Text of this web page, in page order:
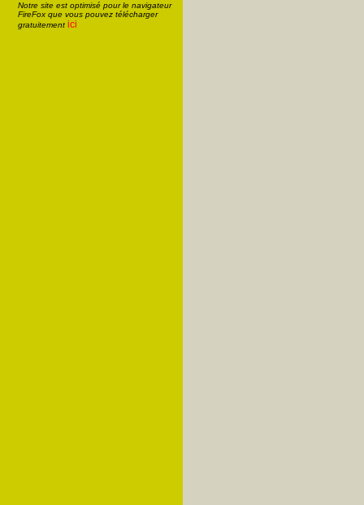
Notre site est optimisé pour le navigateur
FireFox que vous pouvez télécharger
gratuitement ici